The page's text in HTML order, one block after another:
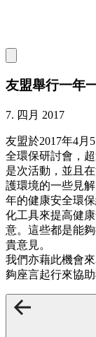
友盟舉行一年
7. 四月 2017
友盟於2017年4月
全環保研討會，
是次活動，並且
護環境的一些見
年的健康安全環
化工具來提高健
意。這些都是能
貴意見。
我們亦藉此機會
夠座言起行來協